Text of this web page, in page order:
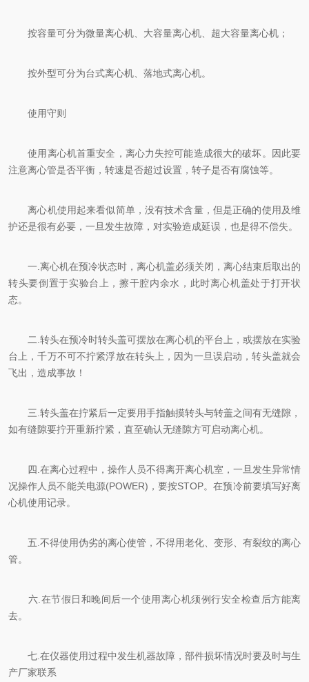
按容量可分为微量离心机、大容量离心机、超大容量离心机；
按外型可分为台式离心机、落地式离心机。
使用守则
使用离心机首重安全，离心力失控可能造成很大的破坏。因此要
注意离心管是否平衡，转速是否超过设置，转子是否有腐蚀等。
离心机使用起来看似简单，没有技术含量，但是正确的使用及维
护还是很有必要，一旦发生故障，对实验造成延误，也是得不偿失。
一.离心机在预冷状态时，离心机盖必须关闭，离心结束后取出的
转头要倒置于实验台上，擦干腔内余水，此时离心机盖处于打开状
态。
二.转头在预冷时转头盖可摆放在离心机的平台上，或摆放在实验
台上，千万不可不拧紧浮放在转头上，因为一旦误启动，转头盖就会
飞出，造成事故！
三.转头盖在拧紧后一定要用手指触摸转头与转盖之间有无缝隙，
如有缝隙要拧开重新拧紧，直至确认无缝隙方可启动离心机。
四.在离心过程中，操作人员不得离开离心机室，一旦发生异常情
况操作人员不能关电源(POWER)，要按STOP。在预冷前要填写好离
心机使用记录。
五.不得使用伪劣的离心使管，不得用老化、变形、有裂纹的离心
管。
六.在节假日和晚间后一个使用离心机须例行安全检查后方能离
去。
七.在仪器使用过程中发生机器故障，部件损坏情况时要及时与生
产厂家联系